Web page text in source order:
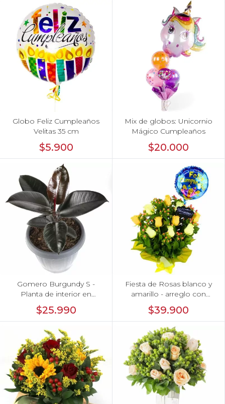
Globo Feliz Cumpleaños
Velitas 35 cm
$5.900
Mix de globos: Unicornio
Mágico Cumpleaños
$20.000
Gomero Burgundy S -
Planta de interior en
macetero
$25.990
Fiesta de Rosas blanco y
amarillo - arreglo con
rosas, hypericum y globo
feliz cumpleaños
$39.900